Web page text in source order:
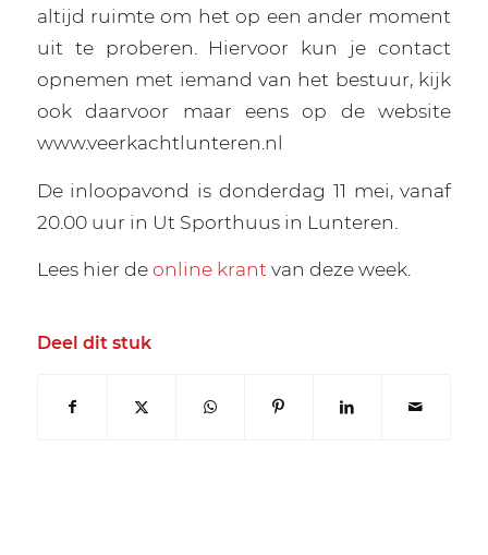
altijd ruimte om het op een ander moment
uit te proberen. Hiervoor kun je contact
opnemen met iemand van het bestuur, kijk
ook daarvoor maar eens op de website
www.veerkachtlunteren.nl
De inloopavond is donderdag 11 mei, vanaf
20.00 uur in Ut Sporthuus in Lunteren.
Lees hier deonline krant van deze week.
Deel dit stuk